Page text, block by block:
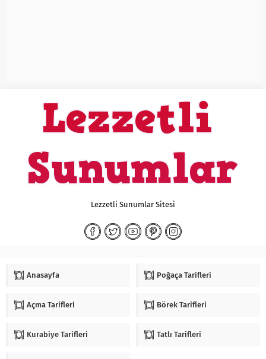
Lezzetli Sunumlar Sitesi
Anasayfa Poğaça Tarifleri
Açma Tarifleri Börek Tarifleri
Kurabiye Tarifleri Tatlı Tarifleri